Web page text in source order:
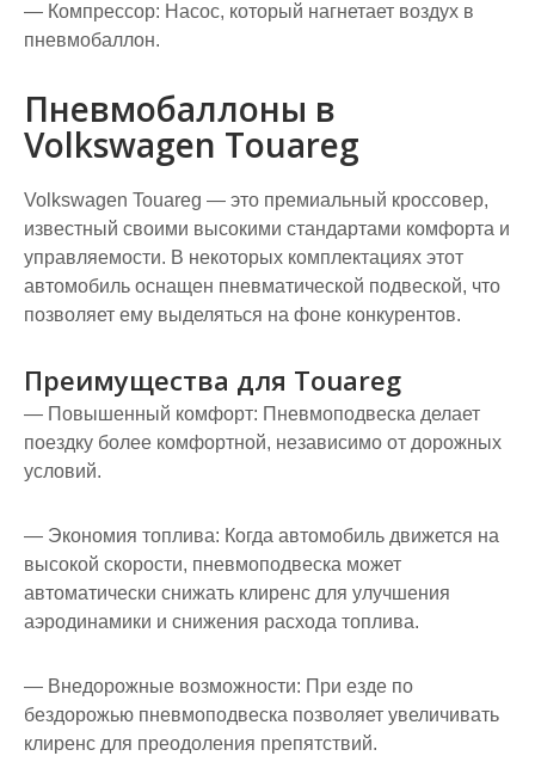
— Компрессор: Насос, который нагнетает воздух в
пневмобаллон.
Пневмобаллоны в
Volkswagen Touareg
Volkswagen Touareg — это премиальный кроссовер,
известный своими высокими стандартами комфорта и
управляемости. В некоторых комплектациях этот
автомобиль оснащен пневматической подвеской, что
позволяет ему выделяться на фоне конкурентов.
Преимущества для Touareg
— Повышенный комфорт: Пневмоподвеска делает
поездку более комфортной, независимо от дорожных
условий.
— Экономия топлива: Когда автомобиль движется на
высокой скорости, пневмоподвеска может
автоматически снижать клиренс для улучшения
аэродинамики и снижения расхода топлива.
— Внедорожные возможности: При езде по
бездорожью пневмоподвеска позволяет увеличивать
клиренс для преодоления препятствий.